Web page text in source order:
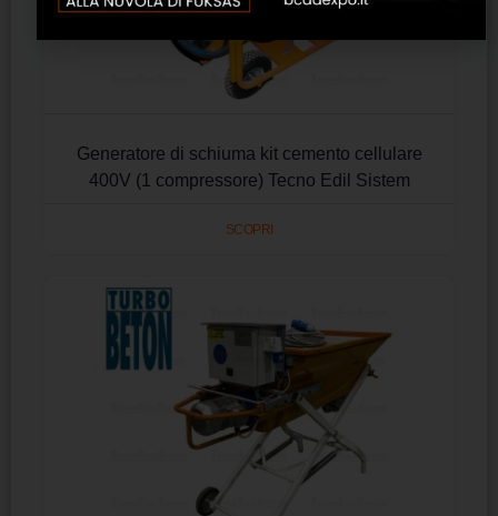
Generatore di schiuma kit cemento cellulare
400V (1 compressore) Tecno Edil Sistem
SCOPRI